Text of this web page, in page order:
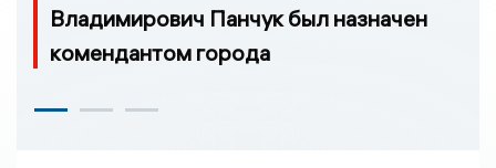
Владимирович Панчук был назначен
комендантом города